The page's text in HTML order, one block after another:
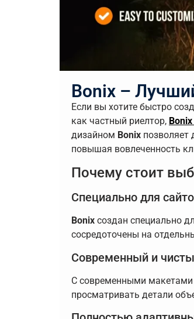
Bonix –
Если вы хотите быстро
как частный риелтор,
дизайном Bonix позволяет
повышая вовлеченность
Почему стоит
Специально для
Bonix создан специально
сосредоточены на
Современный и
С современными макетами
просматривать детали